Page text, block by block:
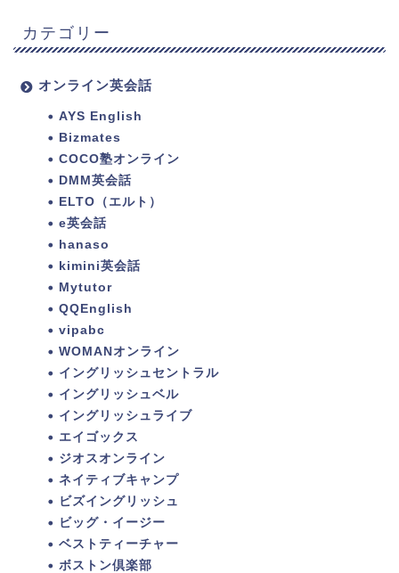
カテゴリー
オンライン英会話
AYS English
Bizmates
COCO塾オンライン
DMM英会話
ELTO（エルト）
e英会話
hanaso
kimini英会話
Mytutor
QQEnglish
vipabc
WOMANオンライン
イングリッシュセントラル
イングリッシュベル
イングリッシュライブ
エイゴックス
ジオスオンライン
ネイティブキャンプ
ビズイングリッシュ
ビッグ・イージー
ベストティーチャー
ボストン倶楽部